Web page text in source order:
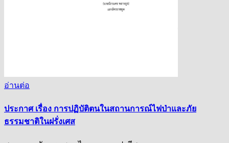
อ่านต่อ
ประกาศ เรื่อง การปฏิบัติตนในสถานการณ์ไฟป่าและภัย
ธรรมชาติในฝรั่งเศส